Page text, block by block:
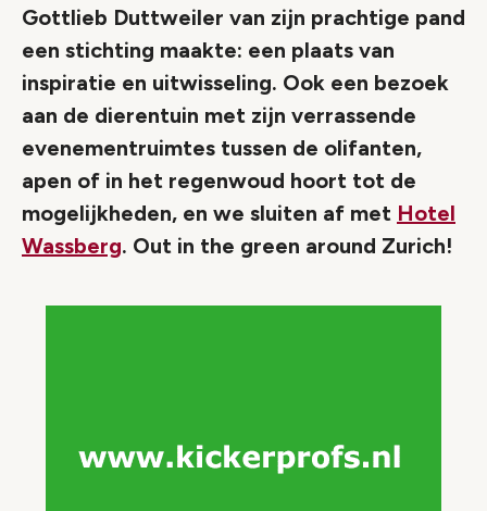
Gottlieb Duttweiler van zijn prachtige pand
een stichting maakte: een plaats van
inspiratie en uitwisseling. Ook een bezoek
aan de dierentuin met zijn verrassende
evenementruimtes tussen de olifanten,
apen of in het regenwoud hoort tot de
mogelijkheden, en we sluiten af met Hotel
Wassberg. Out in the green around Zurich!